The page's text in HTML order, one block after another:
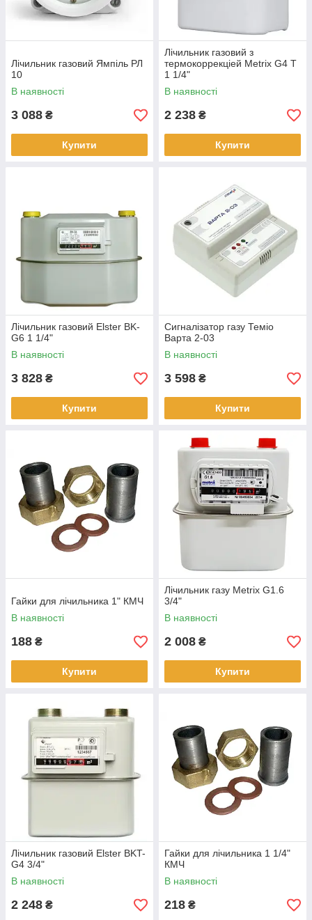
Лічильник газовий Ямпіль РЛ
10
В наявності
3 088 ₴
Купити
Лічильник газовий з
термокоррекціей Metrix G4 T
1 1/4"
В наявності
2 238 ₴
Купити
Лічильник газовий Elster BK-
G6 1 1/4"
В наявності
3 828 ₴
Купити
Сигналізатор газу Теміо
Варта 2-03
В наявності
3 598 ₴
Купити
Гайки для лічильника 1" КМЧ
В наявності
188 ₴
Купити
Лічильник газу Metrix G1.6
3/4"
В наявності
2 008 ₴
Купити
Лічильник газовий Elster BKT-
G4 3/4"
В наявності
2 248 ₴
Гайки для лічильника 1 1/4"
КМЧ
В наявності
218 ₴